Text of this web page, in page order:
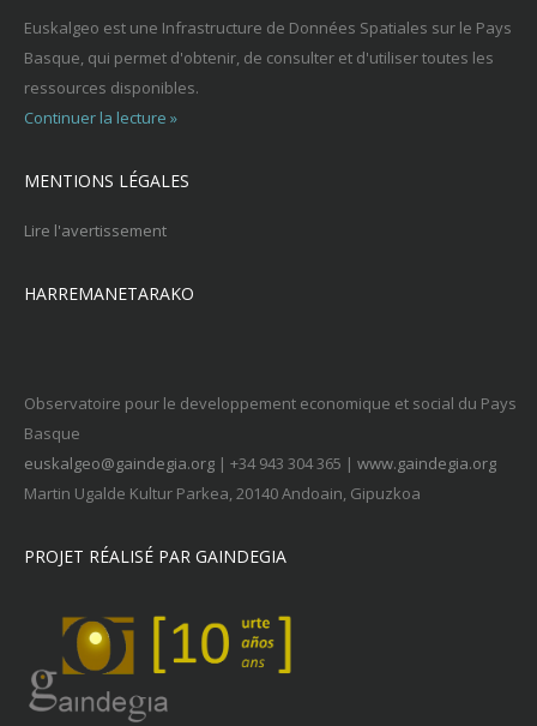
Euskalgeo est une Infrastructure de Données Spatiales sur le Pays
Basque, qui permet d'obtenir, de consulter et d'utiliser toutes les
ressources disponibles.
Continuer la lecture »
MENTIONS LÉGALES
Lire l'avertissement
HARREMANETARAKO
Observatoire pour le developpement economique et social du Pays
Basque
euskalgeo@gaindegia.org | +34 943 304 365 | www.gaindegia.org
Martin Ugalde Kultur Parkea, 20140 Andoain, Gipuzkoa
PROJET RÉALISÉ PAR GAINDEGIA